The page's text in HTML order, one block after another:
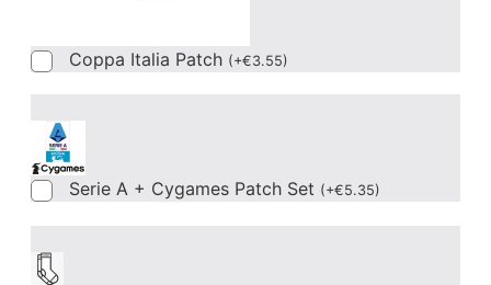
Coppa Italia Patch (+€3.55)
Serie A + Cygames Patch Set (+€5.35)